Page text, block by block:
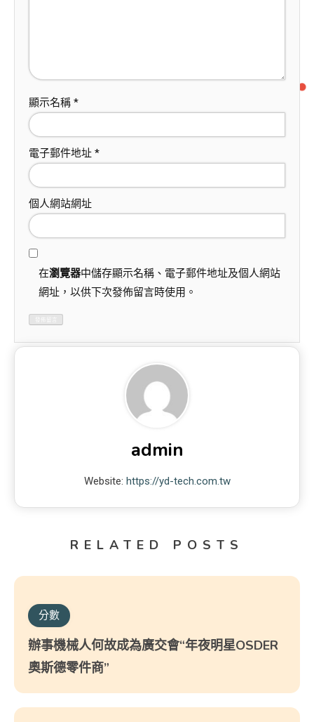
顯示名稱 *
電子郵件地址 *
個人網站網址
在瀏覽器中儲存顯示名稱、電子郵件地址及個人網站
網址，以供下次發佈留言時使用。
admin
Website: https://yd-tech.com.tw
RELATED POSTS
分數
辦事機械人何故成為廣交會“年夜明星OSDER
奧斯德零件商”